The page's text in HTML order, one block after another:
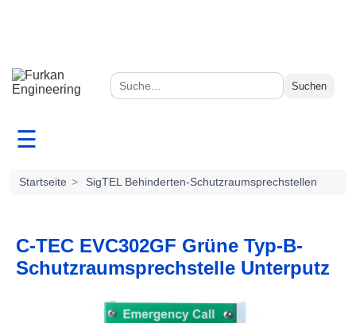
Suchen
☰
Startseite > SigTEL Behinderten-Schutzraumsprechstellen
C-TEC EVC302GF Grüne Typ-B-
Schutzraumsprechstelle Unterputz